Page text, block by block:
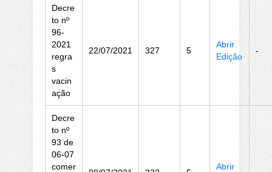
Decre
to nº
96-
2021
regra
s
vacin
ação
22/07/2021 327 5
Abrir
Edição
-
Decre
to nº
93 de
06-07
comer
Abrir